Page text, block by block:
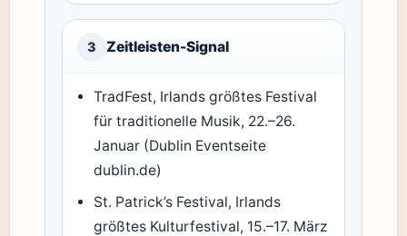
3 Zeitleisten-Signal
TradFest, Irlands größtes Festival
für traditionelle Musik, 22.–26.
Januar (Dublin Eventseite
dublin.de)
St. Patrick’s Festival, Irlands
größtes Kulturfestival, 15.–17. März